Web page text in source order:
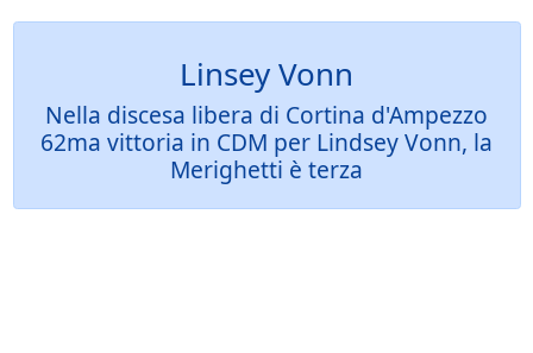
Linsey Vonn
Nella discesa libera di Cortina d'Ampezzo
62ma vittoria in CDM per Lindsey Vonn, la
Merighetti è terza